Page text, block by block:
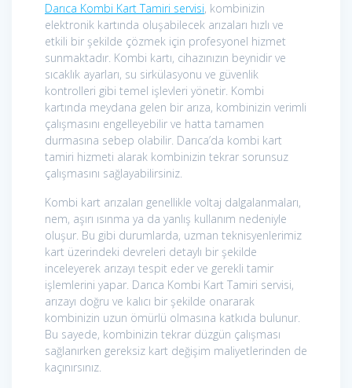
Darıca Kombi Kart Tamiri servisi, kombinizin
elektronik kartında oluşabilecek arızaları hızlı ve
etkili bir şekilde çözmek için profesyonel hizmet
sunmaktadır. Kombi kartı, cihazınızın beynidir ve
sıcaklık ayarları, su sirkülasyonu ve güvenlik
kontrolleri gibi temel işlevleri yönetir. Kombi
kartında meydana gelen bir arıza, kombinizin verimli
çalışmasını engelleyebilir ve hatta tamamen
durmasına sebep olabilir. Darıca’da kombi kart
tamiri hizmeti alarak kombinizin tekrar sorunsuz
çalışmasını sağlayabilirsiniz.
Kombi kart arızaları genellikle voltaj dalgalanmaları,
nem, aşırı ısınma ya da yanlış kullanım nedeniyle
oluşur. Bu gibi durumlarda, uzman teknisyenlerimiz
kart üzerindeki devreleri detaylı bir şekilde
inceleyerek arızayı tespit eder ve gerekli tamir
işlemlerini yapar. Darıca Kombi Kart Tamiri servisi,
arızayı doğru ve kalıcı bir şekilde onararak
kombinizin uzun ömürlü olmasına katkıda bulunur.
Bu sayede, kombinizin tekrar düzgün çalışması
sağlanırken gereksiz kart değişim maliyetlerinden de
kaçınırsınız.